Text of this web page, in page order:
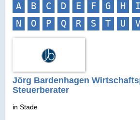
A B C D E F G H I
N
O P Q R S T U V
Jörg Bardenhagen
Steuerberater
in Stade